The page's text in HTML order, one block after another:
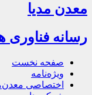
معدن مدیا
رسانه فناوری
صفحه نخست
ویژه‌نامه
اختصاصی